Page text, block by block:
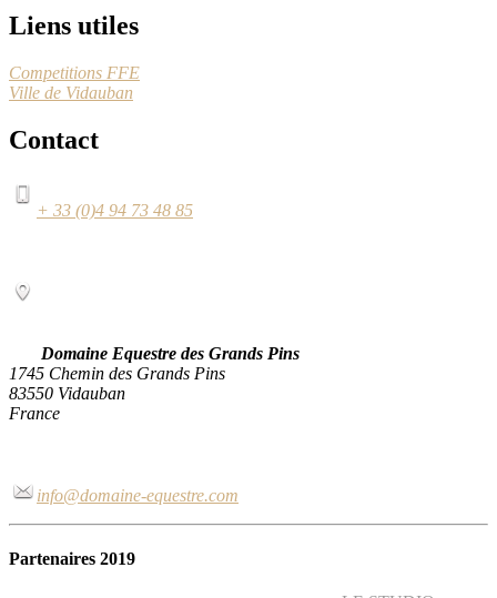
Liens utiles
Competitions FFE
Ville de Vidauban
Contact
+ 33 (0)4 94 73 48 85
Domaine Equestre des Grands Pins
1745 Chemin des Grands Pins
83550 Vidauban
France
info@domaine-equestre.com
Partenaires 2019